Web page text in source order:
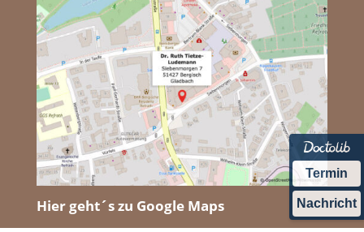
Termin
Nachricht
Hier geht´s zu Google Maps